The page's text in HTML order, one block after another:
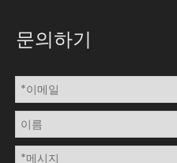
문의하기